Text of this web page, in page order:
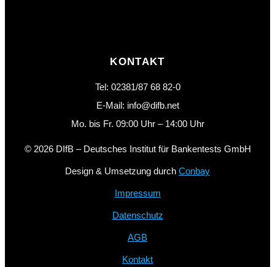
KONTAKT
Tel: 02381/87 68 82-0
E-Mail: info@difb.net
Mo. bis Fr. 09:00 Uhr – 14:00 Uhr
© 2026 DIfB – Deutsches Institut für Bankentests GmbH
Design & Umsetzung durch Conbay
Impressum
Datenschutz
AGB
Kontakt